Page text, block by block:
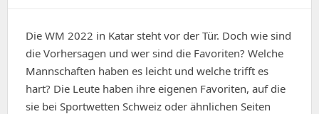
Die WM 2022 in Katar steht vor der Tür. Doch wie sind
die Vorhersagen und wer sind die Favoriten? Welche
Mannschaften haben es leicht und welche trifft es
hart? Die Leute haben ihre eigenen Favoriten, auf die
sie bei Sportwetten Schweiz oder ähnlichen Seiten